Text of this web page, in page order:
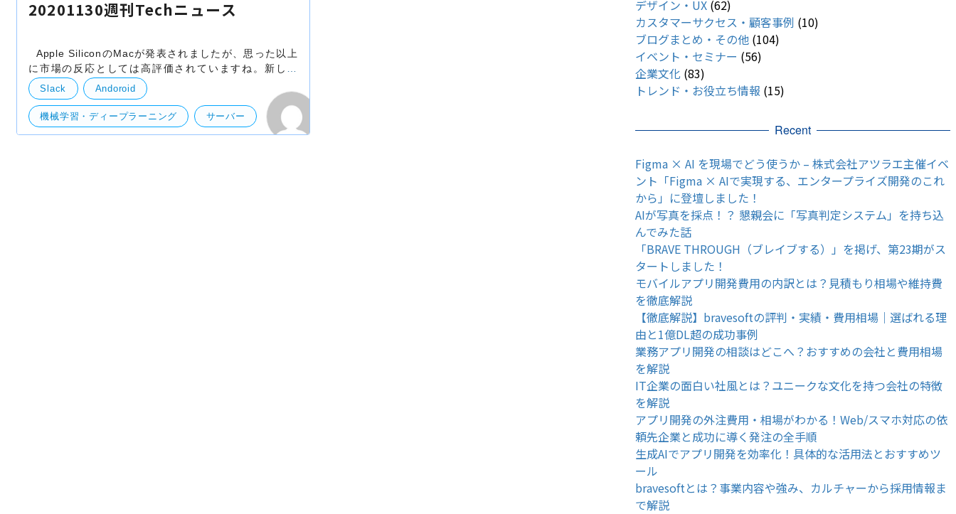
20201130週刊Techニュース
に市場の反応としては高評価されていますね。新しく
HWを出した一発目とかは割と酷評が多いのですが、さ
すがAppleといったところでしょうか。 開発者とかから
す
Slack Andoroid
機械学習・ディープラーニング サーバー
デザイン・UX (62)
カスタマーサクセス・顧客事例 (10)
ブログまとめ・その他 (104)
イベント・セミナー (56)
企業文化 (83)
トレンド・お役立ち情報 (15)
Recent
Figma × AI を現場でどう使うか – 株式会社アツラエ主催イベ
ント「Figma × AIで実現する、エンタープライズ開発のこれ
から」に登壇しました！
AIが写真を採点！？ 懇親会に「写真判定システム」を持ち込
んでみた話
「BRAVE THROUGH（ブレイブする）」を掲げ、第23期がス
タートしました！
モバイルアプリ開発費用の内訳とは？見積もり相場や維持費
を徹底解説
【徹底解説】bravesoftの評判・実績・費用相場｜選ばれる理
由と1億DL超の成功事例
業務アプリ開発の相談はどこへ？おすすめの会社と費用相場
を解説
IT企業の面白い社風とは？ユニークな文化を持つ会社の特徴
を解説
アプリ開発の外注費用・相場がわかる！Web/スマホ対応の依
頼先企業と成功に導く発注の全手順
生成AIでアプリ開発を効率化！具体的な活用法とおすすめツ
ール
bravesoftとは？事業内容や強み、カルチャーから採用情報ま
で解説